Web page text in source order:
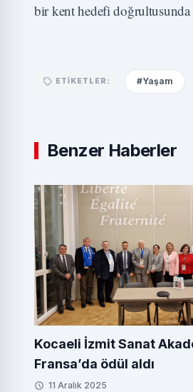
bir kent hedefi doğrultusunda
ETIKETLER: #Yaşam
Benzer Haberler
Kocaeli İzmit Sanat
Fransa’da ödül aldı
11 Aralık 2025